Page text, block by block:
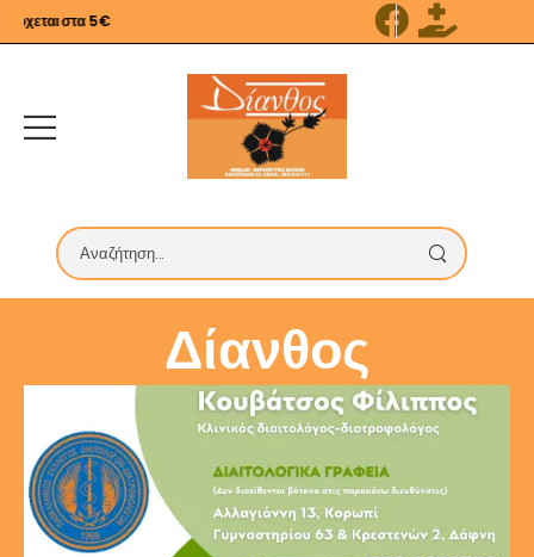
στα 5€
Δίανθος